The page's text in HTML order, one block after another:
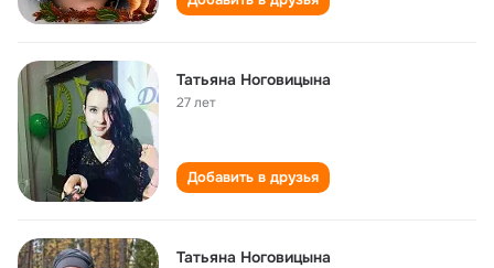
Татьяна Ноговицына
27 лет
Добавить в друзья
Татьяна Ноговицына